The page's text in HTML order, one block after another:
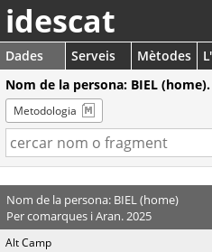
idescat
Dades Serveis Mètodes
Nom de la persona: BIEL
Metodologia
Nom de la persona: BIEL (home)
Per comarques i Aran. 2025
Alt Camp